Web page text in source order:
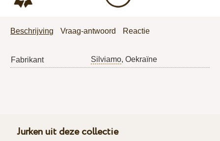
Beschrijving Vraag-antwoord Reactie
Fabrikant Silviamo, Oekraïne
Jurken uit deze collectie